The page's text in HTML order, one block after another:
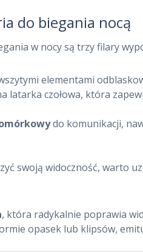
do biegania nocą
w nocy są trzy filary
elementami
latarka czołowa, która
do komunikacji,
swoją widoczność, warto
, która radykalnie poprawia
opasek lub klipsów,